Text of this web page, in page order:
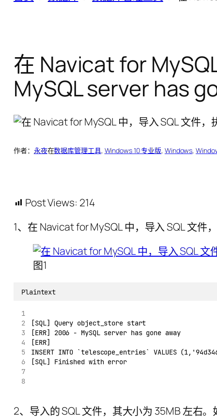
在 Navicat for
MySQL server has
作者： 永夜在数据库管理工具, Windows 10 专业版, Windows,
Post Views: 214
1、在 Navicat for MySQL 中，导入 SQL 文
图1
Plaintext
[SQL] Query object_store start
[ERR] 2006 - MySQL server has gone away
[ERR]
INSERT INTO `telescope_entries` VALUES
[SQL] Finished with error
2、导入的 SQL 文件，其大小为 35MB 左右。